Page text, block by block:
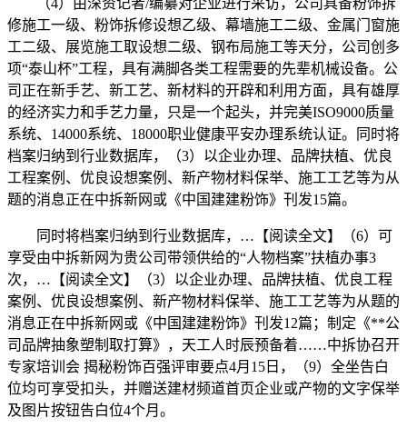
修施工一级、粉饰拆修设想乙级、幕墙施工二级、金属门窗施
工二级、展览施工取设想二级、钢布局施工等天分，公司创多
项“泰山杯”工程，具有满脚各类工程需要的先辈机械设备。公
司正在新手艺、新工艺、新材料的开辟和利用方面，具有雄厚
的经济实力和手艺力量，只是一个起头，并完美ISO9000质量
系统、14000系统、18000职业健康平安办理系统认证。同时将
档案归纳到行业数据库，（3）以企业办理、品牌扶植、优良
工程案例、优良设想案例、新产物材料保举、施工工艺等为从
题的消息正在中拆新网或《中国建建粉饰》刊发15篇。
同时将档案归纳到行业数据库，…【阅读全文】（6）可
享受由中拆新网为贵公司带领供给的“人物档案”扶植办事3
次，…【阅读全文】（3）以企业办理、品牌扶植、优良工程
案例、优良设想案例、新产物材料保举、施工工艺等为从题的
消息正在中拆新网或《中国建建粉饰》刊发12篇；制定《**公
司品牌抽象塑制取打算》，天工人时辰预备着……中拆协召开
专家培训会 揭秘粉饰百强评审要点4月15日，（9）全坐告白
位均可享受扣头，并赠送建材频道首页企业或产物的文字保举
及图片按钮告白位4个月。